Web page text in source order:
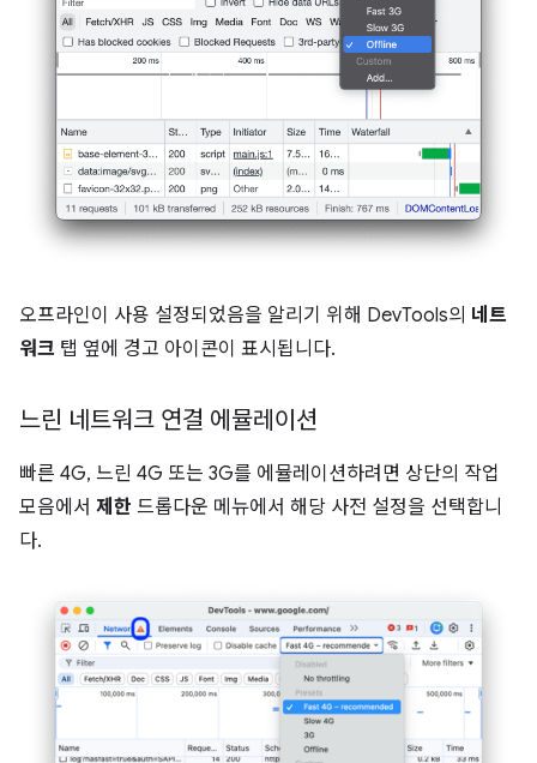
오프라인이 사용 설정되었음을 알리기 위해 DevTools의 네트
워크 탭 옆에 경고 아이콘이 표시됩니다.
느린 네트워크 연결 에뮬레이션
빠른 4G, 느린 4G 또는 3G를 에뮬레이션하려면 상단의 작업
모음에서 제한 드롭다운 메뉴에서 해당 사전 설정을 선택합니
다.